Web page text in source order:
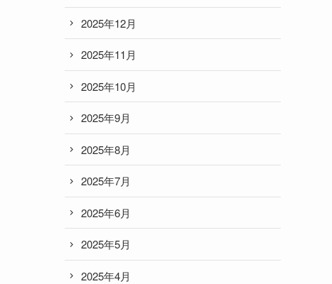
2025年12月
2025年11月
2025年10月
2025年9月
2025年8月
2025年7月
2025年6月
2025年5月
2025年4月